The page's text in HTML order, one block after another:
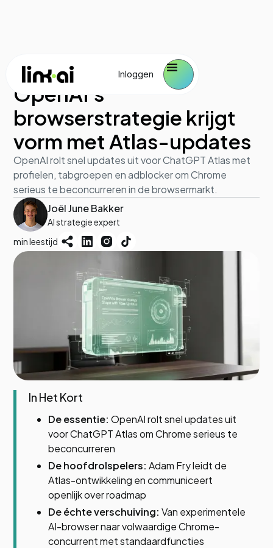
Inloggen
AI model update October 29, 2025
OpenAI's
browserstrategie krijgt
vorm met Atlas-updates
OpenAI rolt snel updates uit voor ChatGPT Atlas met
profielen, tabgroepen en adblocker om Chrome
serieus te beconcurreren in de browsermarkt.
Joël June Bakker
AI strategie expert
min leestijd
In Het Kort
De essentie: OpenAI rolt snel updates uit
voor ChatGPT Atlas om Chrome serieus te
beconcurreren
De hoofdrolspelers: Adam Fry leidt de
Atlas-ontwikkeling en communiceert
openlijk over roadmap
De échte verschuiving: Van experimentele
AI-browser naar volwaardige Chrome-
concurrent met standaardfuncties